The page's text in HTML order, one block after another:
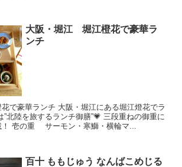
大阪・堀江 堀江橙花で豪華ラ
ンチ
で豪華ランチ 大阪・堀江にある堀江燈花でラ
”北陸を旅するランチ御膳”💗 三段重ねの御重に
！ 壱の重 サーモン・寒鰤・横輪マ...
百十 ももじゅう なんばこめじる